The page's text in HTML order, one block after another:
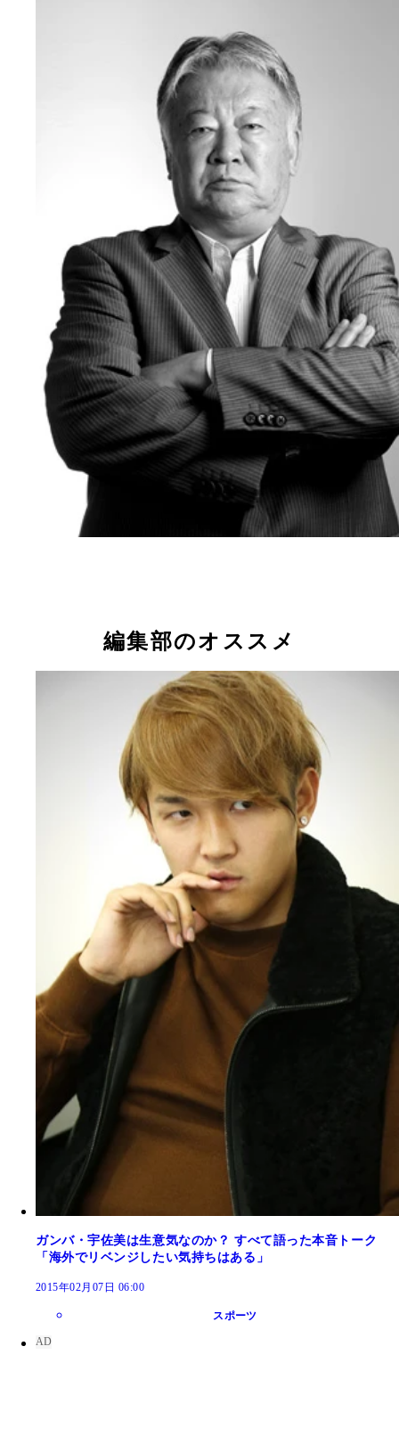
編集部のオススメ
ガンバ・宇佐美は生意気なのか？ すべて語った本音トーク
「海外でリベンジしたい気持ちはある」
2015年02月07日 06:00
スポーツ